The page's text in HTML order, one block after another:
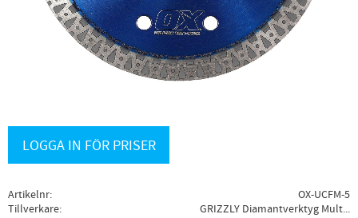
LOGGA IN FÖR PRISER
Artikelnr
OX-UCFM-5
Tillverkare
GRIZZLY Diamantverktyg Mult...